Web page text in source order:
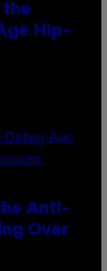
the
Hip-
Anti-
Over